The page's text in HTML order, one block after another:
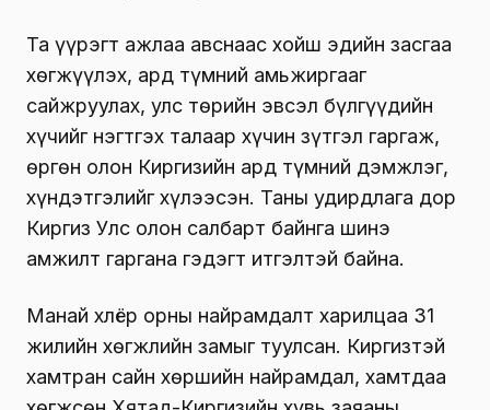
Та үүрэгт ажлаа авснаас хойш эдийн засгаа
хөгжүүлэх, ард түмний амьжиргааг
сайжруулах, улс төрийн эвсэл бүлгүүдийн
хүчийг нэгтгэх талаар хүчин зүтгэл гаргаж,
өргөн олон Киргизийн ард түмний дэмжлэг,
хүндэтгэлийг хүлээсэн. Таны удирдлага дор
Киргиз Улс олон салбарт байнга шинэ
амжилт гаргана гэдэгт итгэлтэй байна.
Манай хлёр орны найрамдалт харилцаа 31
жилийн хөгжлийн замыг туулсан. Киргизтэй
хамтран сайн хөршийн найрамдал, хамтдаа